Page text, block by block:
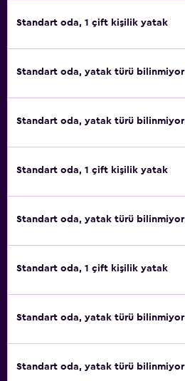
Standart oda, 1 çift kişilik yatak
Standart oda, yatak türü bilinmiyor
Standart oda, yatak türü bilinmiyor
Standart oda, 1 çift kişilik yatak
Standart oda, yatak türü bilinmiyor
Standart oda, 1 çift kişilik yatak
Standart oda, yatak türü bilinmiyor
Standart oda, yatak türü bilinmiyor